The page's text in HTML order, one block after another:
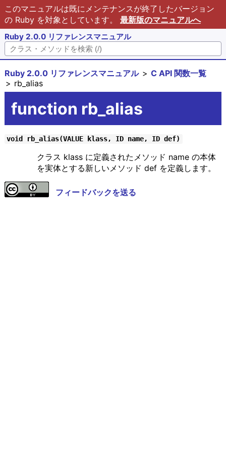
このマニュアルは既にメンテナンスが終了したバージョン
の Ruby を対象としています。 最新版のマニュアルへ
Ruby 2.0.0 リファレンスマニュアル
Ruby 2.0.0 リファレンスマニュアル
C API 関数一覧
rb_alias
function rb_alias
void rb_alias(VALUE klass, ID name, ID def)
クラス klass に定義されたメソッド name の本体
を実体とする新しいメソッド def を定義します。
フィードバックを送る